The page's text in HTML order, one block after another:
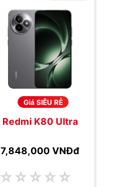
Giá SIÊU RẺ
Redmi K80 Ultra
7,848,000 VNĐđ
☆ ☆ ☆ ☆ ☆